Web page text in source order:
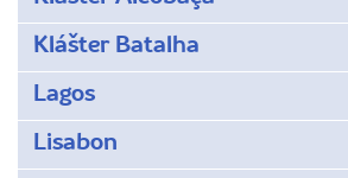
Klášter Batalha
Lagos
Lisabon